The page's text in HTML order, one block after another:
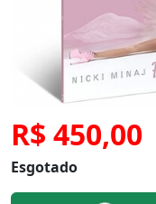
R$ 450,00
Esgotado